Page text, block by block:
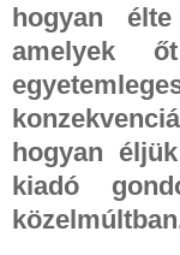
hogyan
amelyek
hogyan
kiadó